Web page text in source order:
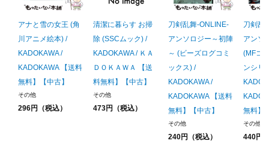
アナと雪の女王 (角
川アニメ絵本) /
KADOKAWA /
KADOKAWA 【送料
無料】【中古】
その他
296円（税込）
清潔に暮らす お掃
除 (SSCムック) /
KADOKAWA / ＫＡ
ＤＯＫＡＷＡ 【送
料無料】【中古】
その他
473円（税込）
刀剣乱舞-ONLINE-
アンソロジー～初陣
～ (ビーズログコミ
ックス) /
KADOKAWA /
KADOKAWA 【送料
無料】【中古】
その他
240円（税込）
刀剣乱
アンソ
(MFコ
ンシリ
無料】
その他
440円